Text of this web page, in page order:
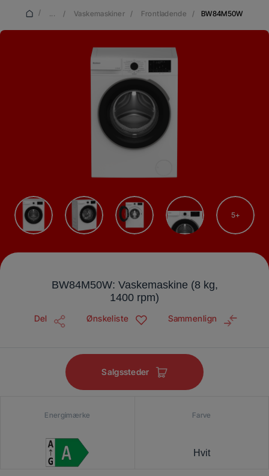
/ ... / Vaskemaskiner / Frontladende / BW84M50W
5
BW84M50W: Vaskemaskine (8 kg,
1400 rpm)
Del Ønskeliste Sammenlign
Salgssteder
Energimærke Farve
Hvit